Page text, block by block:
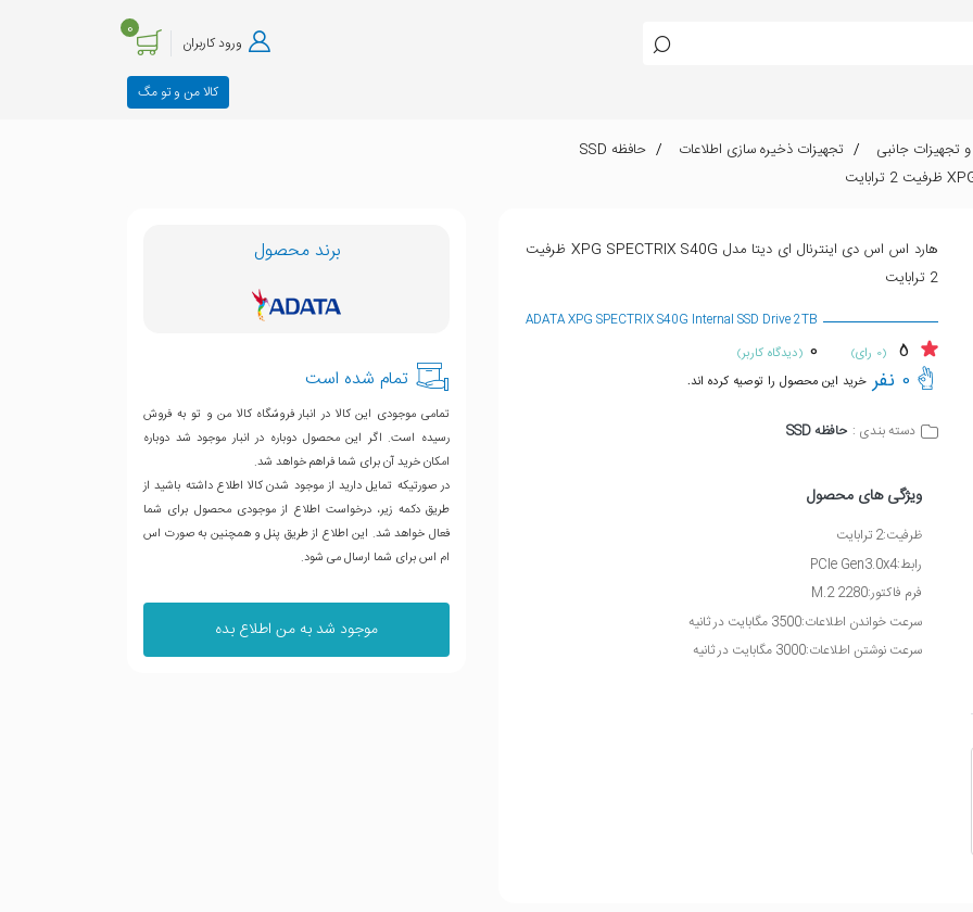
ورود کاربران
0
کالا من و تو مگ
و تجهیزات جانبی تجهیزات ذخیره سازی اطلاعات
حافظه SSD
هارد اس اس دی اینترنال ای دیتا مدل XPG SPECTRIX S40G ظرفیت
2 ترابایت
ADATA XPG SPECTRIX S40G Internal SSD Drive 2TB
(0 رای) 0 (دیدگاه کاربر)
0 نفر خرید این محصول را توصیه کرده اند.
دسته بندی : حافظه SSD
ویژگی های محصول
ظرفیت:2 ترابایت
رابط:PCIe Gen3.0x4
فرم فاکتور:M.2 2280
سرعت خواندن اطلاعات:3500 مگابایت در ثانیه
سرعت نوشتن اطلاعات:3000 مگابایت در ثانیه
برند محصول
تمام شده است
تمامی موجودی این کالا در انبار فروشگاه کالا من و تو به فروش
رسیده است. اگر این محصول دوباره در انبار موجود شد دوباره
امکان خرید آن برای شما فراهم خواهد شد.
در صورتیکه تمایل دارید از موجود شدن کالا اطلاع داشته باشید از
طریق دکمه زیر، درخواست اطلاع از موجودی محصول برای شما
فعال خواهد شد. این اطلاع از طریق پنل و همچنین به صورت اس
ام اس برای شما ارسال می شود.
موجود شد به من اطلاع بده